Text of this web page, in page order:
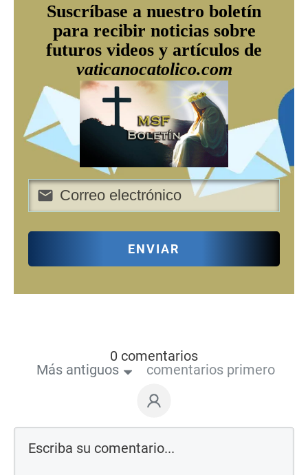
Suscríbase a nuestro boletín
para recibir noticias sobre
futuros videos y artículos de
vaticanocatolico.com
ENVIAR
0 comentarios
Más antiguos
comentarios primero